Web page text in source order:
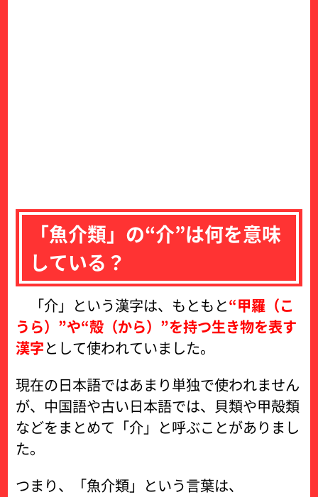
「魚介類」の“介”は何を意味
している？
「介」という漢字は、もともと“甲羅（こ
うら）”や“殻（から）”を持つ生き物を表す
漢字として使われていました。
現在の日本語ではあまり単独で使われません
が、中国語や古い日本語では、貝類や甲殻類
などをまとめて「介」と呼ぶことがありまし
た。
つまり、「魚介類」という言葉は、